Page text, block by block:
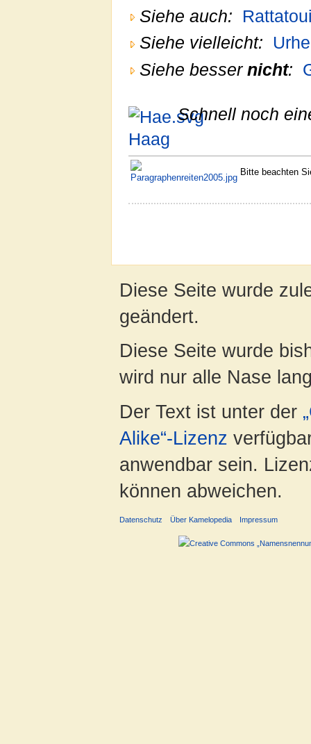
Siehe auch:
Siehe vielleicht:
Siehe besser nicht:
Schnell noch
Haag
Bitte beachten
Diese Seite wurde
geändert.
Diese Seite wurde
wird nur alle Nase
Der Text ist unter der
Alike“-Lizenz
anwendbar sein.
können abweichen.
Datenschutz Über Kamelopedia Impressum